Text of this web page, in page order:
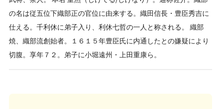
の名は従五位下織部正の官位に由来する。織田信長・豊臣秀吉に
仕える。千利休に弟子入り、利休七哲の一人と称される。 織部
焼、織部流創始者。１６１５年豊臣氏に内通したとの嫌疑により
切腹。享年７２。弟子に小堀遠州・上田重康ら。